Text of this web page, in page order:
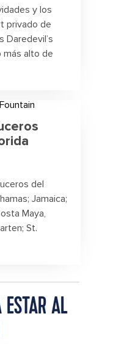
y los
privado de
Daredevil’s
más alto de
del
Jamaica;
Maya,
St.
ESTAR AL